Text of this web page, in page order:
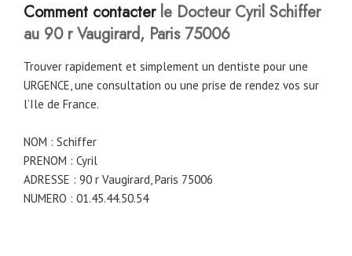
Comment contacterle Docteur Cyril Schiffer
au 90 r Vaugirard, Paris 75006
Trouver rapidement et simplement un dentiste pour une
URGENCE, une consultation ou une prise de rendez vos sur
l’Ile de France.
NOM : Schiffer
PRENOM : Cyril
ADRESSE : 90 r Vaugirard, Paris 75006
NUMERO : 01.45.44.50.54